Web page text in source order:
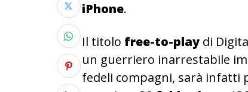
iPhone.
Il titolo free-to-play di
un guerriero inarrestabile
fedeli compagni, sarà infatti